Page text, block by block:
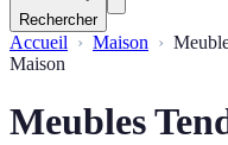
Rechercher
Accueil Maison
Maison
Meubles